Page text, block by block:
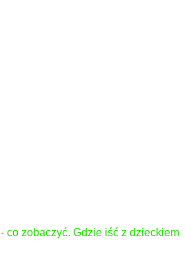
co zobaczyć. Gdzie iść z dzieckiem